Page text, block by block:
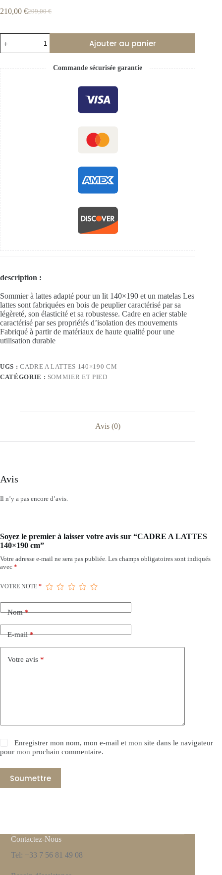
299,00€
210,00 €
Ajouter au panier
Commande sécurisée garantie
description :
Sommier à lattes adapté pour un lit 140×190 et un matelas Les
lattes sont fabriquées en bois de peuplier caractérisé par sa
légèreté, son élasticité et sa robustesse. Cadre en acier stable
caractérisé par ses propriétés d’isolation des mouvements
Fabriqué à partir de matériaux de haute qualité pour une
utilisation durable
UGS : CADRE A LATTES 140×190 CM
CATÉGORIE : SOMMIER ET PIED
Avis (0)
Avis
Il n’y a pas encore d’avis.
Soyez le premier à laisser votre avis sur “CADRE A LATTES
140×190 cm”
Votre adresse e-mail ne sera pas publiée. Les champs obligatoires sont indiqués
avec *
VOTRE NOTE *
Nom*
E-mail*
Votre avis *
Enregistrer mon nom, mon e-mail et mon site dans le navigateur
pour mon prochain commentaire.
Soumettre
Contactez-Nous
Tel: +33 7 56 81 49 08